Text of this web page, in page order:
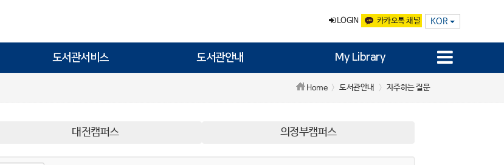
LOGIN 카카오톡 채널 KOR
도서관서비스 도서관안내 My Library
Home 도서관안내 자주하는 질문
대전캠퍼스 의정부캠퍼스